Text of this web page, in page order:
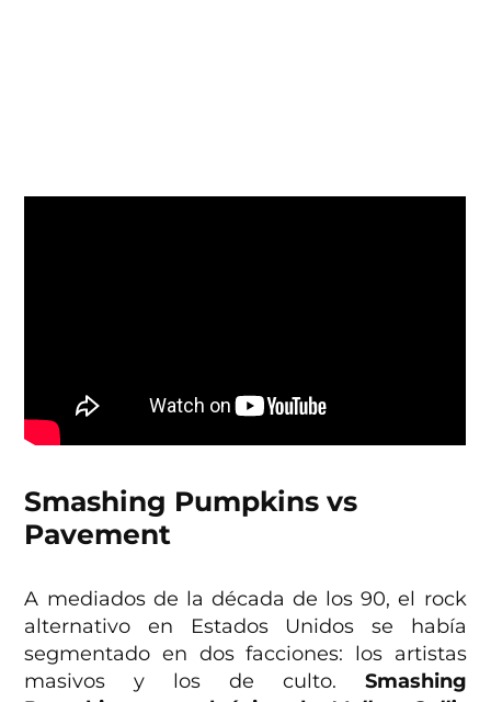
Smashing Pumpkins vs
Pavement
A mediados de la década de los 90, el rock
alternativo en Estados Unidos se había
segmentado en dos facciones: los artistas
masivos y los de culto. Smashing